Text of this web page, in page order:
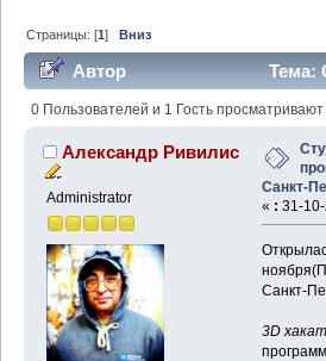
Страницы: [1]Вниз
Автор
Тема:
Санкт-Петербурге (Прочитано
0 Пользователей и 1 Гость просматривают
Александр Ривилис
Administrator
Санкт-
« : 31-
Санкт-
3D